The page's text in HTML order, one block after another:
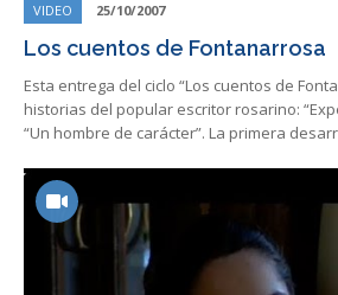
VIDEO 25/10/2007
Los cuentos de Fontanarrosa
Esta entrega del ciclo “Los cuentos de
historias del popular escritor rosarino:
“Un hombre de carácter”. La primera